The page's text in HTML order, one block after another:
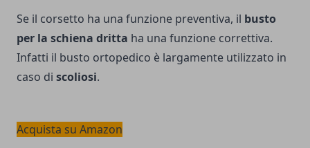
Se il corsetto ha una funzione preventiva, il busto
per la schiena dritta ha una funzione correttiva.
Infatti il busto ortopedico è largamente utilizzato in
caso di scoliosi.
Acquista su Amazon